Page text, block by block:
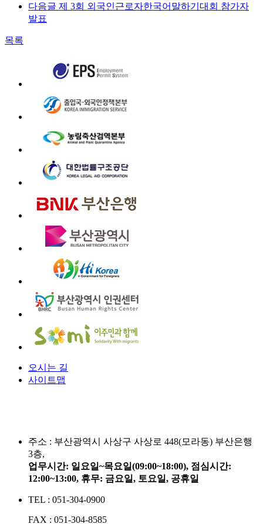
다음글 제 3회 외국인근로자한국어말하기대회 참가자
발표
목록
오시는 길
사이트맵
주소 : 부산광역시 사상구 사상로 448(모라동) 부산은행
3층,
업무시간: 일요일~목요일(09:00~18:00), 점심시간:
12:00~13:00, 휴무: 금요일, 토요일, 공휴일
TEL : 051-304-0900
FAX : 051-304-8585